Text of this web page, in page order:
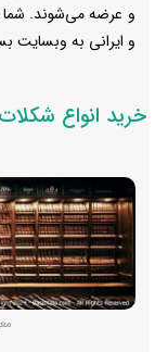
و عرضه می‌شوند. شما
و ایرانی به وبسایت
خرید انواع